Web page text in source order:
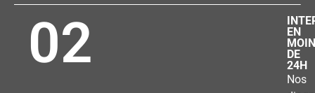
02
EN
DE
24H
Nos